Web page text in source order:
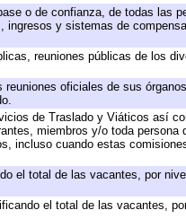
o de confianza, de todas las
y sistemas de
reuniones públicas de los
oficiales de sus
de Traslado y Viáticos así
miembros y/o toda persona
incluso cuando estas
el total de las vacantes, por
el total de las vacantes,